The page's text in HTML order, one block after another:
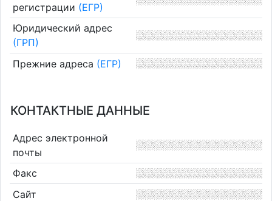
регистрации (ЕГР)
Юридический адрес
(ГРП)
Прежние адреса (ЕГР)
КОНТАКТНЫЕ ДАННЫЕ
Адрес электронной
почты
Факс
Сайт